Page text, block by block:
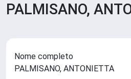
PALMISANO,
Nome completo
PALMISANO, ANTONIETTA